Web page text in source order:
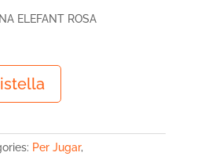
ELEFANT ROSA
Per Jugar,